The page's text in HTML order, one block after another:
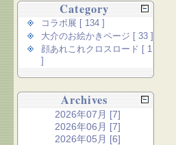
Category
コラボ展 [ 134 ]
大介のお絵かきページ [ 33 ]
顔あれこれクロスロード [ 1
Archives
2026年07月 [7]
2026年06月 [7]
2026年05月 [6]